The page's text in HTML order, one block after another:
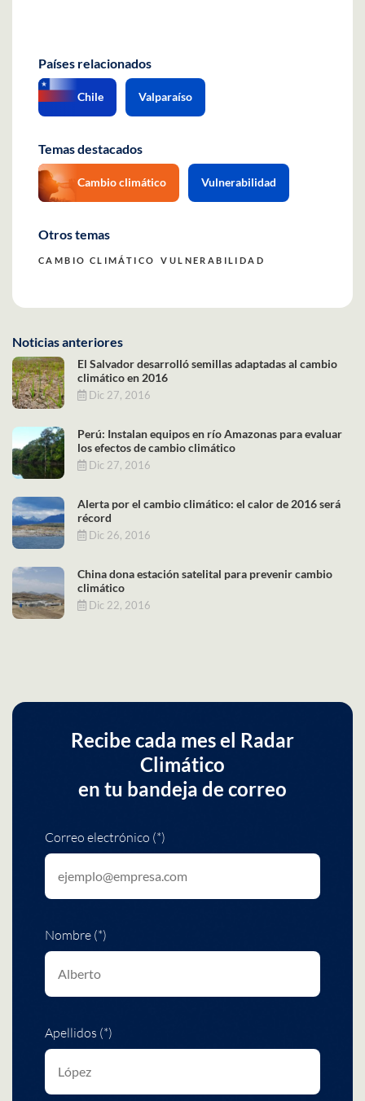
Países relacionados
Chile Valparaíso
Temas destacados
Cambio climático Vulnerabilidad
Otros temas
CAMBIO CLIMÁTICO VULNERABILIDAD
Noticias anteriores
El Salvador desarrolló semillas adaptadas al cambio
climático en 2016
Dic 27, 2016
Perú: Instalan equipos en río Amazonas para evaluar
los efectos de cambio climático
Dic 27, 2016
Alerta por el cambio climático: el calor de 2016 será
récord
Dic 26, 2016
China dona estación satelital para prevenir cambio
climático
Dic 22, 2016
Recibe cada mes el Radar
Climático
en tu bandeja de correo
Correo electrónico (*)
Nombre (*)
Apellidos (*)